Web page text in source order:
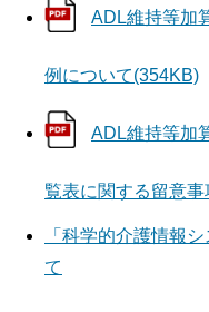
ADL維持等加
例について(354KB)
ADL維持等加
覧表に関する留意
「科学的介護情報
て